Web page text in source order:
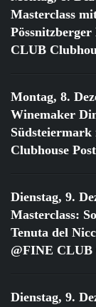
Masterclass
CLUB
Montag, 8.
Winemaker
Clubhouse
Dienstag, 9.
Masterclass:
Tenuta del
@FINE CLUB
Dienstag, 9.